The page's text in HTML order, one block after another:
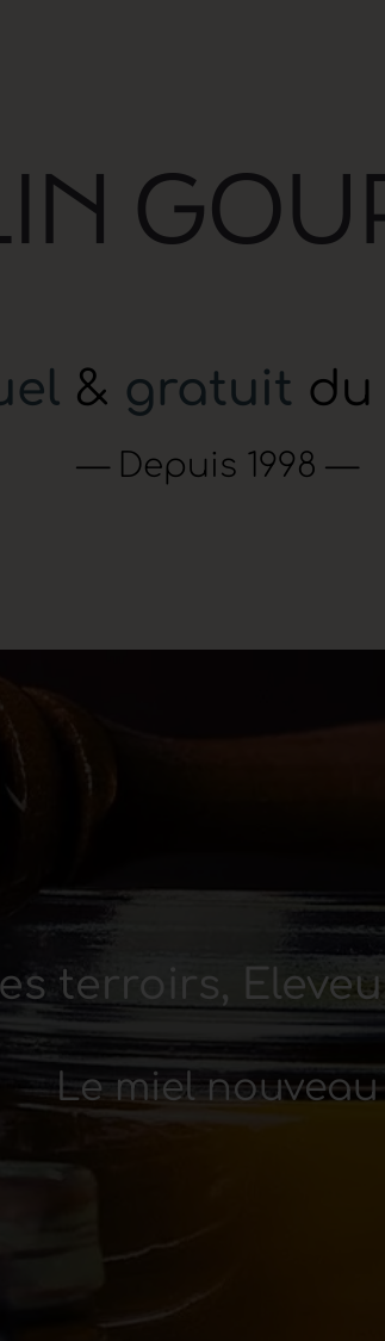
& gratuit du
— Depuis 1998 —
terroirs,
Le miel nouveau